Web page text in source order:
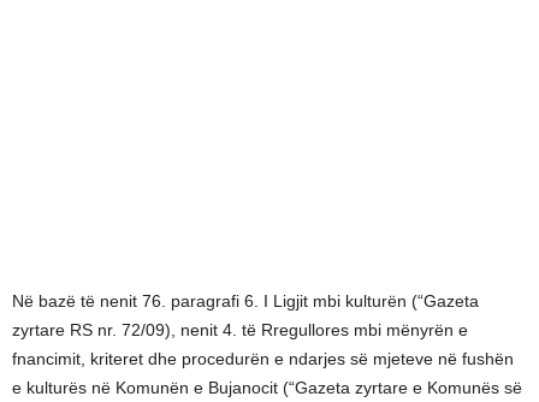
Në bazë të nenit 76. paragrafi 6. I Ligjit mbi kulturën (“Gazeta
zyrtare RS nr. 72/09), nenit 4. të Rregullores mbi mënyrën e
fnancimit, kriteret dhe procedurën e ndarjes së mjeteve në fushën
e kulturës në Komunën e Bujanocit (“Gazeta zyrtare e Komunës së